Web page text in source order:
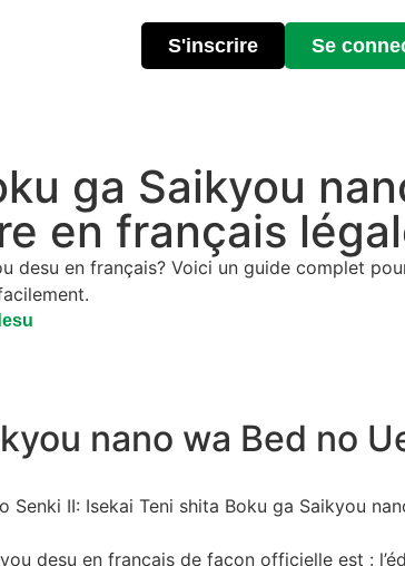
S'inscrire Se
ga Saikyou
en français
desu en français? Voici un guide complet
nano wa Bed no
II: Isekai Teni shita Boku ga Saikyou
desu en français de façon officielle est :